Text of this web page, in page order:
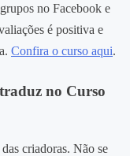
no Facebook e
é positiva e
Confira o curso aqui.
no Curso
criadoras. Não se